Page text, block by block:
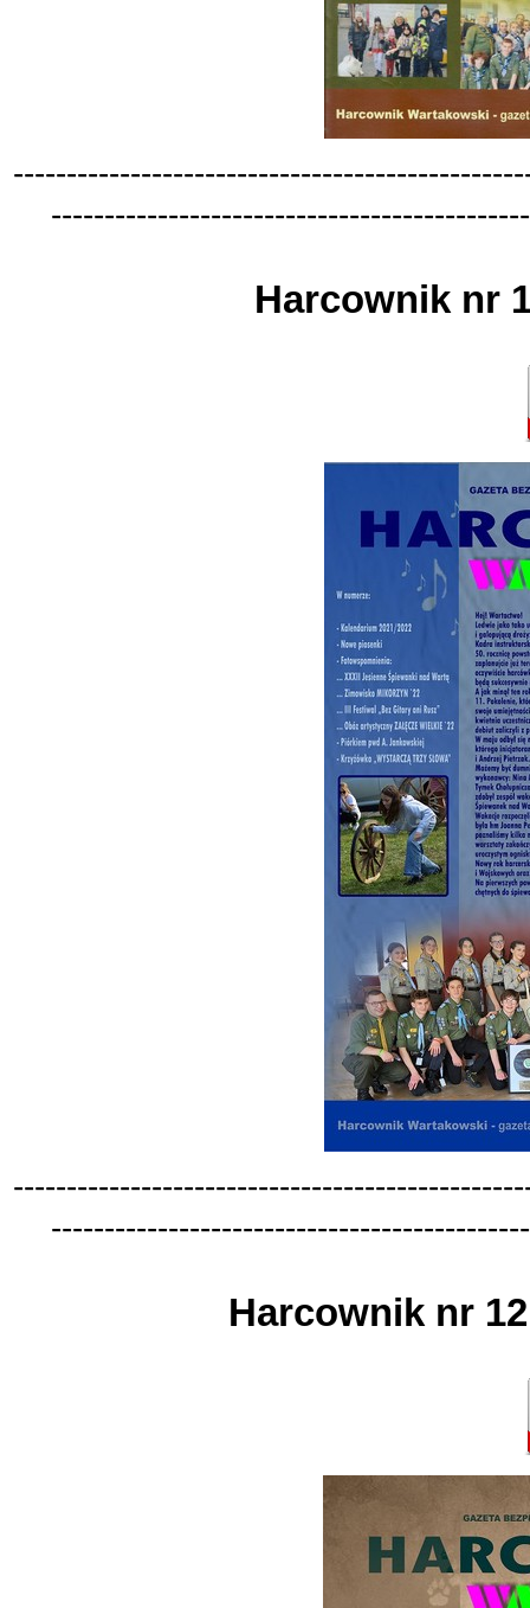
------------------------------------------------
---------------------------------------------
Harcownik nr
------------------------------------------------
---------------------------------------------
Harcownik nr